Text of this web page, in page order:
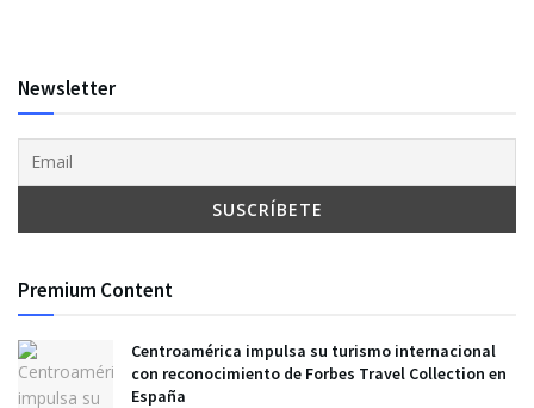
Newsletter
Premium Content
Centroamérica impulsa su turismo internacional
con reconocimiento de Forbes Travel Collection en
España